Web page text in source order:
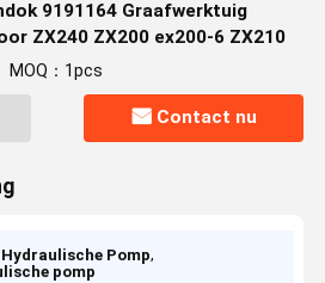
9191164 Graafwerktuig
ZX240 ZX200 ex200-6 ZX210
MOQ：1pcs
Contact nu
Pomp,
pomp